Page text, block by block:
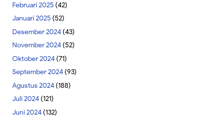
Februari 2025 (42)
Januari 2025 (52)
Desember 2024(43)
November 2024(52)
Oktober 2024(71)
September 2024(93)
Agustus 2024(188)
Juli 2024(121)
Juni 2024(132)